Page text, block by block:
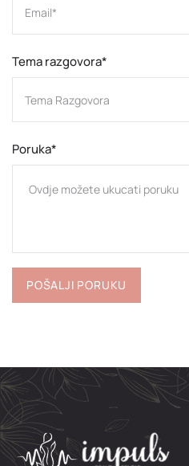
Tema razgovora*
Poruka*